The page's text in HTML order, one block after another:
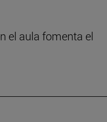
el aula fomenta el